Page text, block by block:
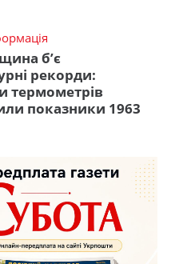
б’є
рекорди:
термометрів
показники 1963